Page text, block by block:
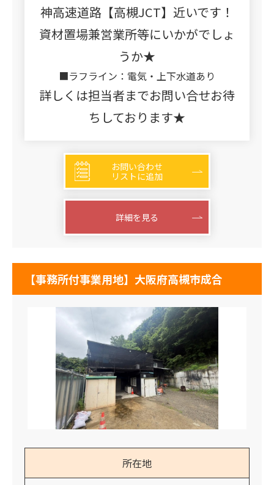
神高速道路【高槻JCT】近いです！
資材置場兼営業所等にいかがでしょ
うか★
■ラフライン：電気・上下水道あり
詳しくは担当者までお問い合せお待
ちしております★
お問い合わせ
リストに追加
詳細を見る
【事務所付事業用地】大阪府高槻市成合
所在地